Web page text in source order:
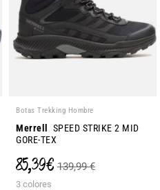
Botas Trekking Hombre
Merrell
SPEED STRIKE 2 MID
GORE-TEX
85,39 € 139,99 €
3 colores